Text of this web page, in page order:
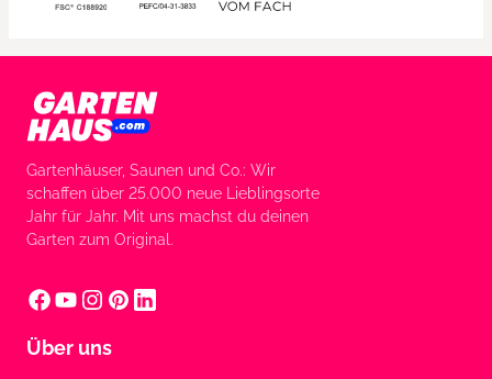
Gartenhäuser, Saunen und Co.: Wir
schaffen über 25.000 neue Lieblingsorte
Jahr für Jahr. Mit uns machst du deinen
Garten zum Original.
Über uns